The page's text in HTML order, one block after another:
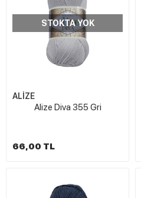
STOKTA YOK
ALİZE
Alize Diva 355 Gri
66,00 TL